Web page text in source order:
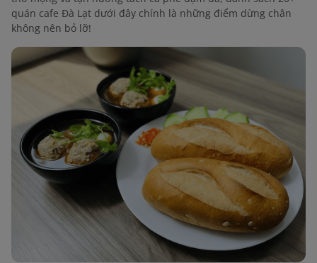
quán cafe Đà Lạt dưới đây chính là những điểm dừng chân
không nên bỏ lỡ!